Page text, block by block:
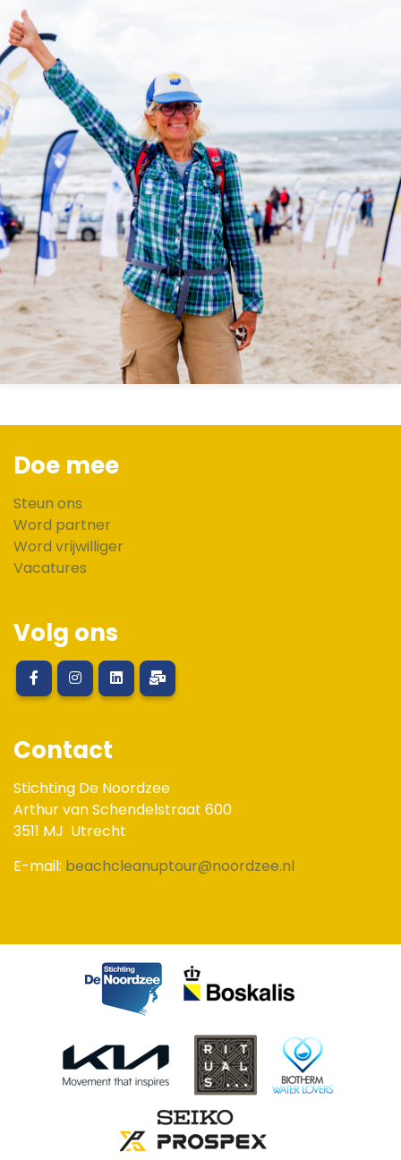
Doe mee
Steun ons
Word partner
Word vrijwilliger
Vacatures
Volg ons
Contact
Stichting De Noordzee
Arthur van Schendelstraat 600
3511 MJ Utrecht
E-mail: beachcleanuptour@noordzee.nl